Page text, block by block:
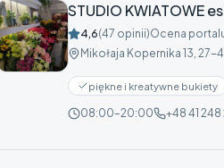
STUDIO KWIATOWE
4,6(47 opinii)Ocena
Mikołaja Kopernika 13,
piękne i kreatywne bukiety
08:00–20:00 +48 41